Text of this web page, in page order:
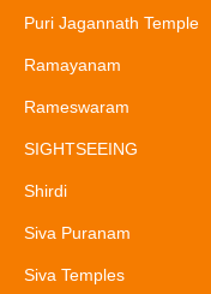
Puri Jagannath Temple
Ramayanam
Rameswaram
SIGHTSEEING
Shirdi
Siva Puranam
Siva Temples